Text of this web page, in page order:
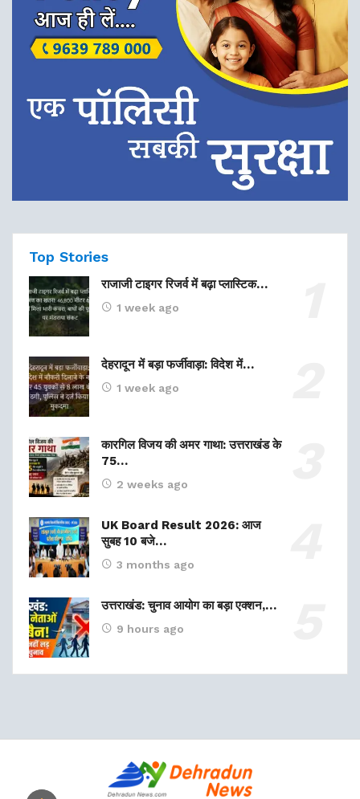
Top Stories
राजाजी टाइगर रिजर्व में बढ़ा प्लास्टिक…
1 week ago
देहरादून में बड़ा फर्जीवाड़ा: विदेश में…
1 week ago
कारगिल विजय की अमर गाथा: उत्तराखंड के
75…
2 weeks ago
UK Board Result 2026: आज
सुबह 10 बजे…
3 months ago
उत्तराखंड: चुनाव आयोग का बड़ा एक्शन,…
9 hours ago